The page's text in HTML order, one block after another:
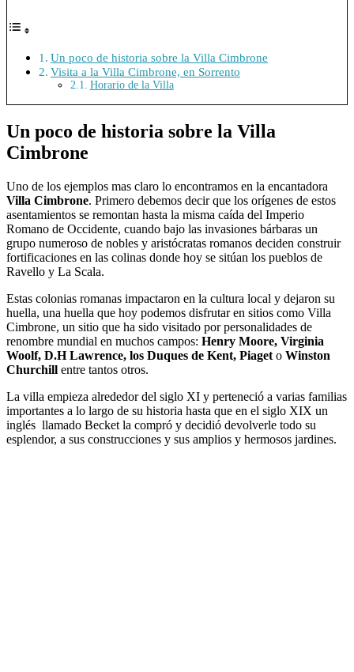
Un poco de historia sobre la Villa Cimbrone
Visita a la Villa Cimbrone, en Sorrento
Horario de la Villa
Un poco de historia sobre la Villa
Cimbrone
Uno de los ejemplos mas claro lo encontramos en la encantadora
Villa Cimbrone. Primero debemos decir que los orígenes de estos
asentamientos se remontan hasta la misma caída del Imperio
Romano de Occidente, cuando bajo las invasiones bárbaras un
grupo numeroso de nobles y aristócratas romanos deciden construir
fortificaciones en las colinas donde hoy se sitúan los pueblos de
Ravello y La Scala.
Estas colonias romanas impactaron en la cultura local y dejaron su
huella, una huella que hoy podemos disfrutar en sitios como Villa
Cimbrone, un sitio que ha sido visitado por personalidades de
renombre mundial en muchos campos: Henry Moore, Virginia
Woolf, D.H Lawrence, los Duques de Kent, Piaget o Winston
Churchill entre tantos otros.
La villa empieza alrededor del siglo XI y perteneció a varias familias
importantes a lo largo de su historia hasta que en el siglo XIX un
inglés llamado Becket la compró y decidió devolverle todo su
esplendor, a sus construcciones y sus amplios y hermosos jardines.